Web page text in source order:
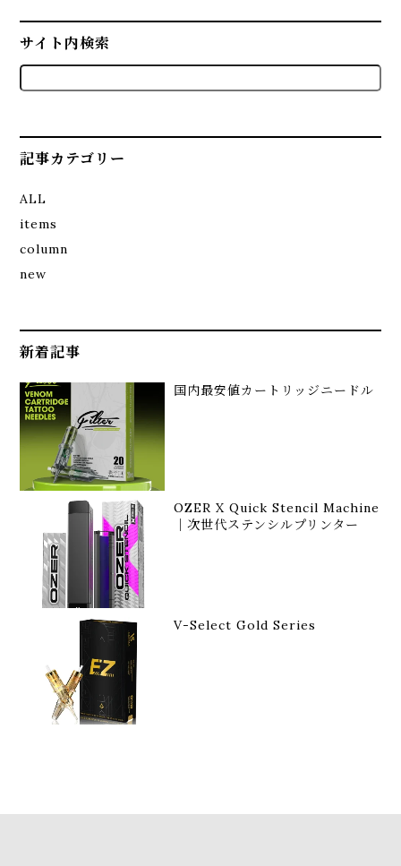
サイト内検索
記事カテゴリー
ALL
items
column
new
新着記事
国内最安値カートリッジニードル
OZER X Quick Stencil Machine
｜次世代ステンシルプリンター
V-Select Gold Series